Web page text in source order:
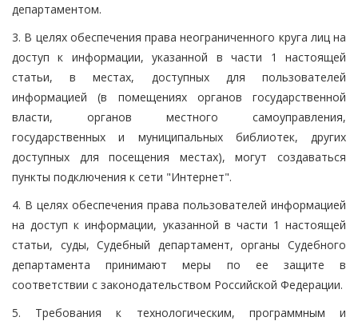
департаментом.
3. В целях обеспечения права неограниченного круга лиц на
доступ к информации, указанной в части 1 настоящей
статьи, в местах, доступных для пользователей
информацией (в помещениях органов государственной
власти, органов местного самоуправления,
государственных и муниципальных библиотек, других
доступных для посещения местах), могут создаваться
пункты подключения к сети "Интернет".
4. В целях обеспечения права пользователей информацией
на доступ к информации, указанной в части 1 настоящей
статьи, суды, Судебный департамент, органы Судебного
департамента принимают меры по ее защите в
соответствии с законодательством Российской Федерации.
5. Требования к технологическим, программным и